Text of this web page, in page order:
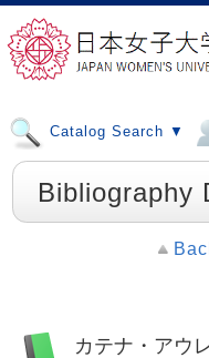
Catalog Search ▼
Bibliography
カテナ・アウ